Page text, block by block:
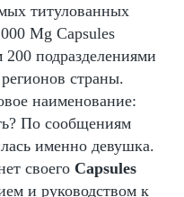
титулованных
Mg Capsules
подразделениями
страны.
наименование:
По сообщениям
именно девушка.
своего Capsules
и руководством к